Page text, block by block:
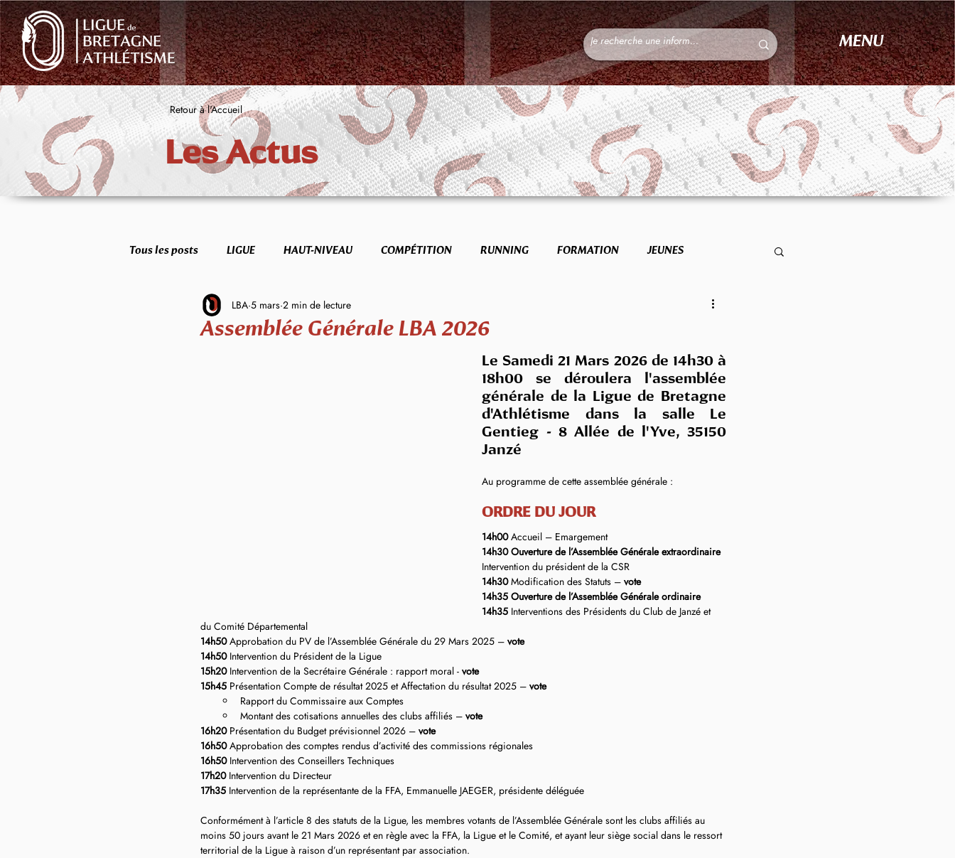
MENU
Retour à l'Accueil
Les Actus
Tous les posts LIGUE HAUT-NIVEAU COMPÉTITION RUNNING FORMATION JEUNES
FORME & SANTÉ ETR
Assemblée Générale LBA 2026
LBA 5 mars 2 min de lecture
Le Samedi 21 Mars 2026 de 14h30 à
18h00 se déroulera l'assemblée
générale de la Ligue de Bretagne
d'Athlétisme dans la salle Le
Gentieg - 8 Allée de l'Yve, 35150
Janzé
Au programme de cette assemblée générale :
ORDRE DU JOUR
14h00 Accueil – Emargement
14h30 Ouverture de l’Assemblée Générale extraordinaire
Intervention du président de la CSR
14h30 Modification des Statuts – vote
14h35 Ouverture de l’Assemblée Générale ordinaire
14h35 Interventions des Présidents du Club de Janzé et
du Comité Départemental
14h50 Approbation du PV de l’Assemblée Générale du 29 Mars 2025 – vote
14h50 Intervention du Président de la Ligue
15h20 Intervention de la Secrétaire Générale : rapport moral - vote
15h45 Présentation Compte de résultat 2025 et Affectation du résultat 2025 – vote
Rapport du Commissaire aux Comptes
Montant des cotisations annuelles des clubs affiliés – vote
16h20 Présentation du Budget prévisionnel 2026 – vote
16h50 Approbation des comptes rendus d’activité des commissions régionales
16h50 Intervention des Conseillers Techniques
17h20 Intervention du Directeur
17h35 Intervention de la représentante de la FFA, Emmanuelle JAEGER, présidente déléguée
Conformément à l’article 8 des statuts de la Ligue, les membres votants de l’Assemblée Générale sont les clubs affiliés au
moins 50 jours avant le 21 Mars 2026 et en règle avec la FFA, la Ligue et le Comité, et ayant leur siège social dans le ressort
territorial de la Ligue à raison d’un représentant par association.